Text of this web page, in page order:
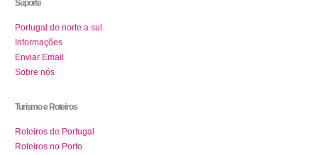
Suporte
Portugal de norte a sul
Informações
Enviar Email
Sobre nós
Turismo e Roteiros
Roteiros de Portugal
Roteiros no Porto